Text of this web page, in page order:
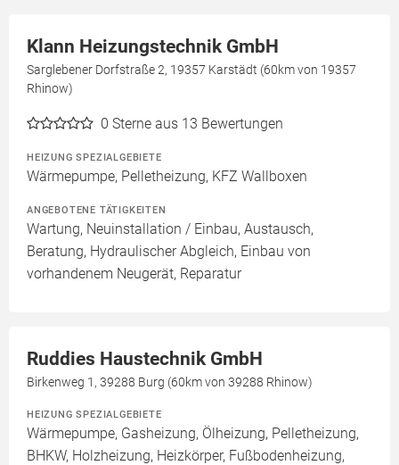
Klann Heizungstechnik GmbH
Sarglebener Dorfstraße 2, 19357 Karstädt (60km von 19357
Rhinow)
0 Sterne aus 13 Bewertungen
HEIZUNG SPEZIALGEBIETE
Wärmepumpe, Pelletheizung, KFZ Wallboxen
ANGEBOTENE TÄTIGKEITEN
Wartung, Neuinstallation / Einbau, Austausch,
Beratung, Hydraulischer Abgleich, Einbau von
vorhandenem Neugerät, Reparatur
Ruddies Haustechnik GmbH
Birkenweg 1, 39288 Burg (60km von 39288 Rhinow)
HEIZUNG SPEZIALGEBIETE
Wärmepumpe, Gasheizung, Ölheizung, Pelletheizung,
BHKW, Holzheizung, Heizkörper, Fußbodenheizung,